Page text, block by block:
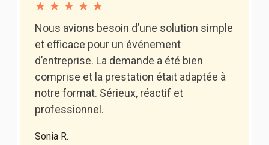
★ ★ ★ ★ ★
Nous avions besoin d’une solution simple
et efficace pour un événement
d’entreprise. La demande a été bien
comprise et la prestation était adaptée à
notre format. Sérieux, réactif et
professionnel.
Sonia R.